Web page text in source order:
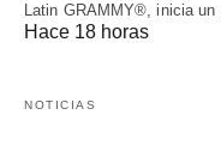
Latin GRAMMY®, inicia
Hace 18 horas
NOTICIAS